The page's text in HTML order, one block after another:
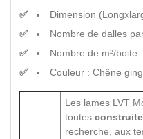
Dimension
Nombre de dalles
Nombre de m²/
Couleur : Chêne
Les lames LVT
toutes
recherche, aux